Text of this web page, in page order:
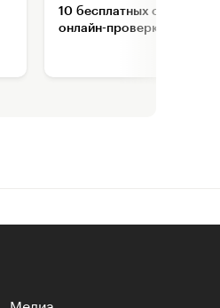
10 бесплатных сервисов
онлайн-проверки на